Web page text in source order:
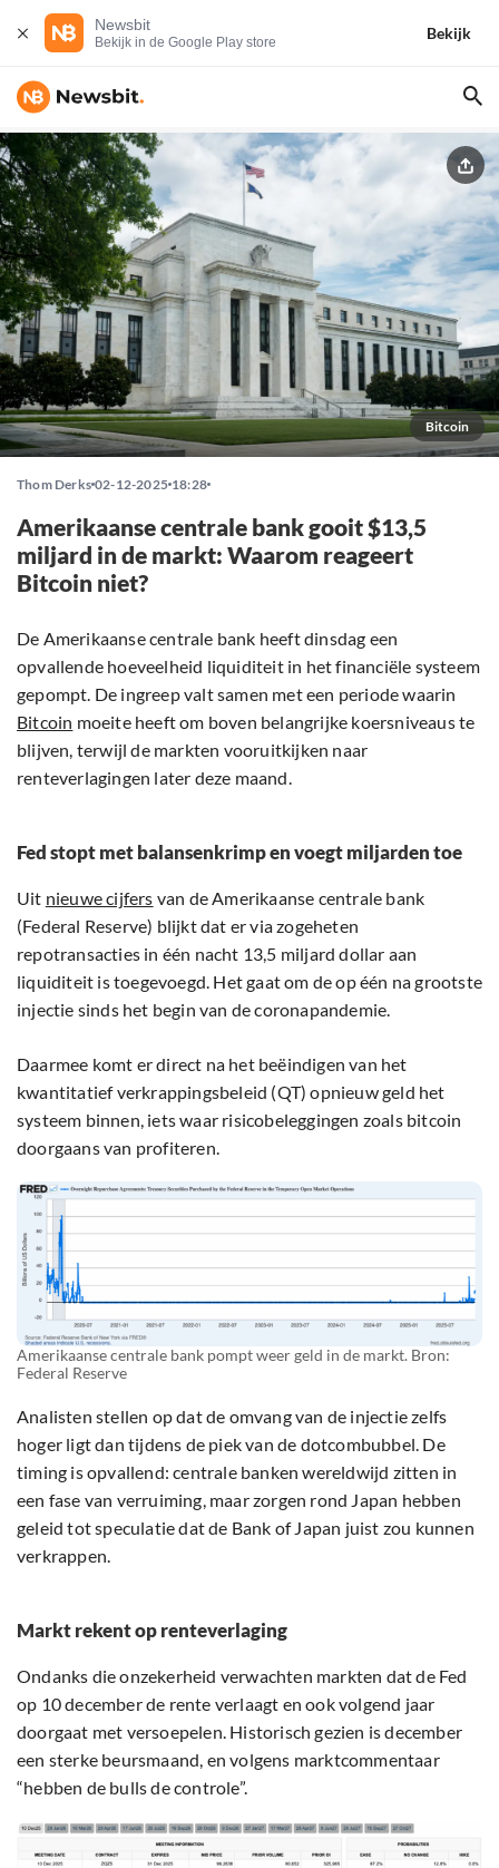
Newsbit
Bekijk in de Google Play store
Bekijk
Bitcoin
Thom Derks 02-12-2025 18:28
Amerikaanse centrale bank gooit $13,5
miljard in de markt: Waarom reageert
Bitcoin niet?
De Amerikaanse centrale bank heeft dinsdag een
opvallende hoeveelheid liquiditeit in het financiële systeem
gepompt. De ingreep valt samen met een periode waarin
Bitcoin moeite heeft om boven belangrijke koersniveaus te
blijven, terwijl de markten vooruitkijken naar
renteverlagingen later deze maand.
Fed stopt met balansenkrimp en voegt miljarden toe
Uit nieuwe cijfers van de Amerikaanse centrale bank
(Federal Reserve) blijkt dat er via zogeheten
repotransacties in één nacht 13,5 miljard dollar aan
liquiditeit is toegevoegd. Het gaat om de op één na grootste
injectie sinds het begin van de coronapandemie.
Daarmee komt er direct na het beëindigen van het
kwantitatief verkrappingsbeleid (QT) opnieuw geld het
systeem binnen, iets waar risicobeleggingen zoals bitcoin
doorgaans van profiteren.
Amerikaanse centrale bank pompt weer geld in de markt. Bron:
Federal Reserve
Analisten stellen op dat de omvang van de injectie zelfs
hoger ligt dan tijdens de piek van de dotcombubbel. De
timing is opvallend: centrale banken wereldwijd zitten in
een fase van verruiming, maar zorgen rond Japan hebben
geleid tot speculatie dat de Bank of Japan juist zou kunnen
verkrappen.
Markt rekent op renteverlaging
Ondanks die onzekerheid verwachten markten dat de Fed
op 10 december de rente verlaagt en ook volgend jaar
doorgaat met versoepelen. Historisch gezien is december
een sterke beursmaand, en volgens marktcommentaar
“hebben de bulls de controle”.